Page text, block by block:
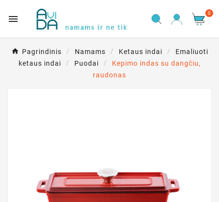

0
Pagrindinis Namams Ketaus indai
Emaliuoti
ketaus indai
Puodai
Kepimo indas su dangčiu,
raudonas